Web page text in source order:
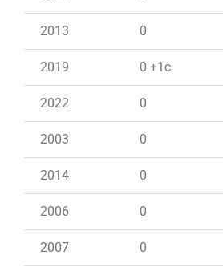
2013 0
2019 0 +1c
2022 0
2003 0
2014 0
2006 0
2007 0